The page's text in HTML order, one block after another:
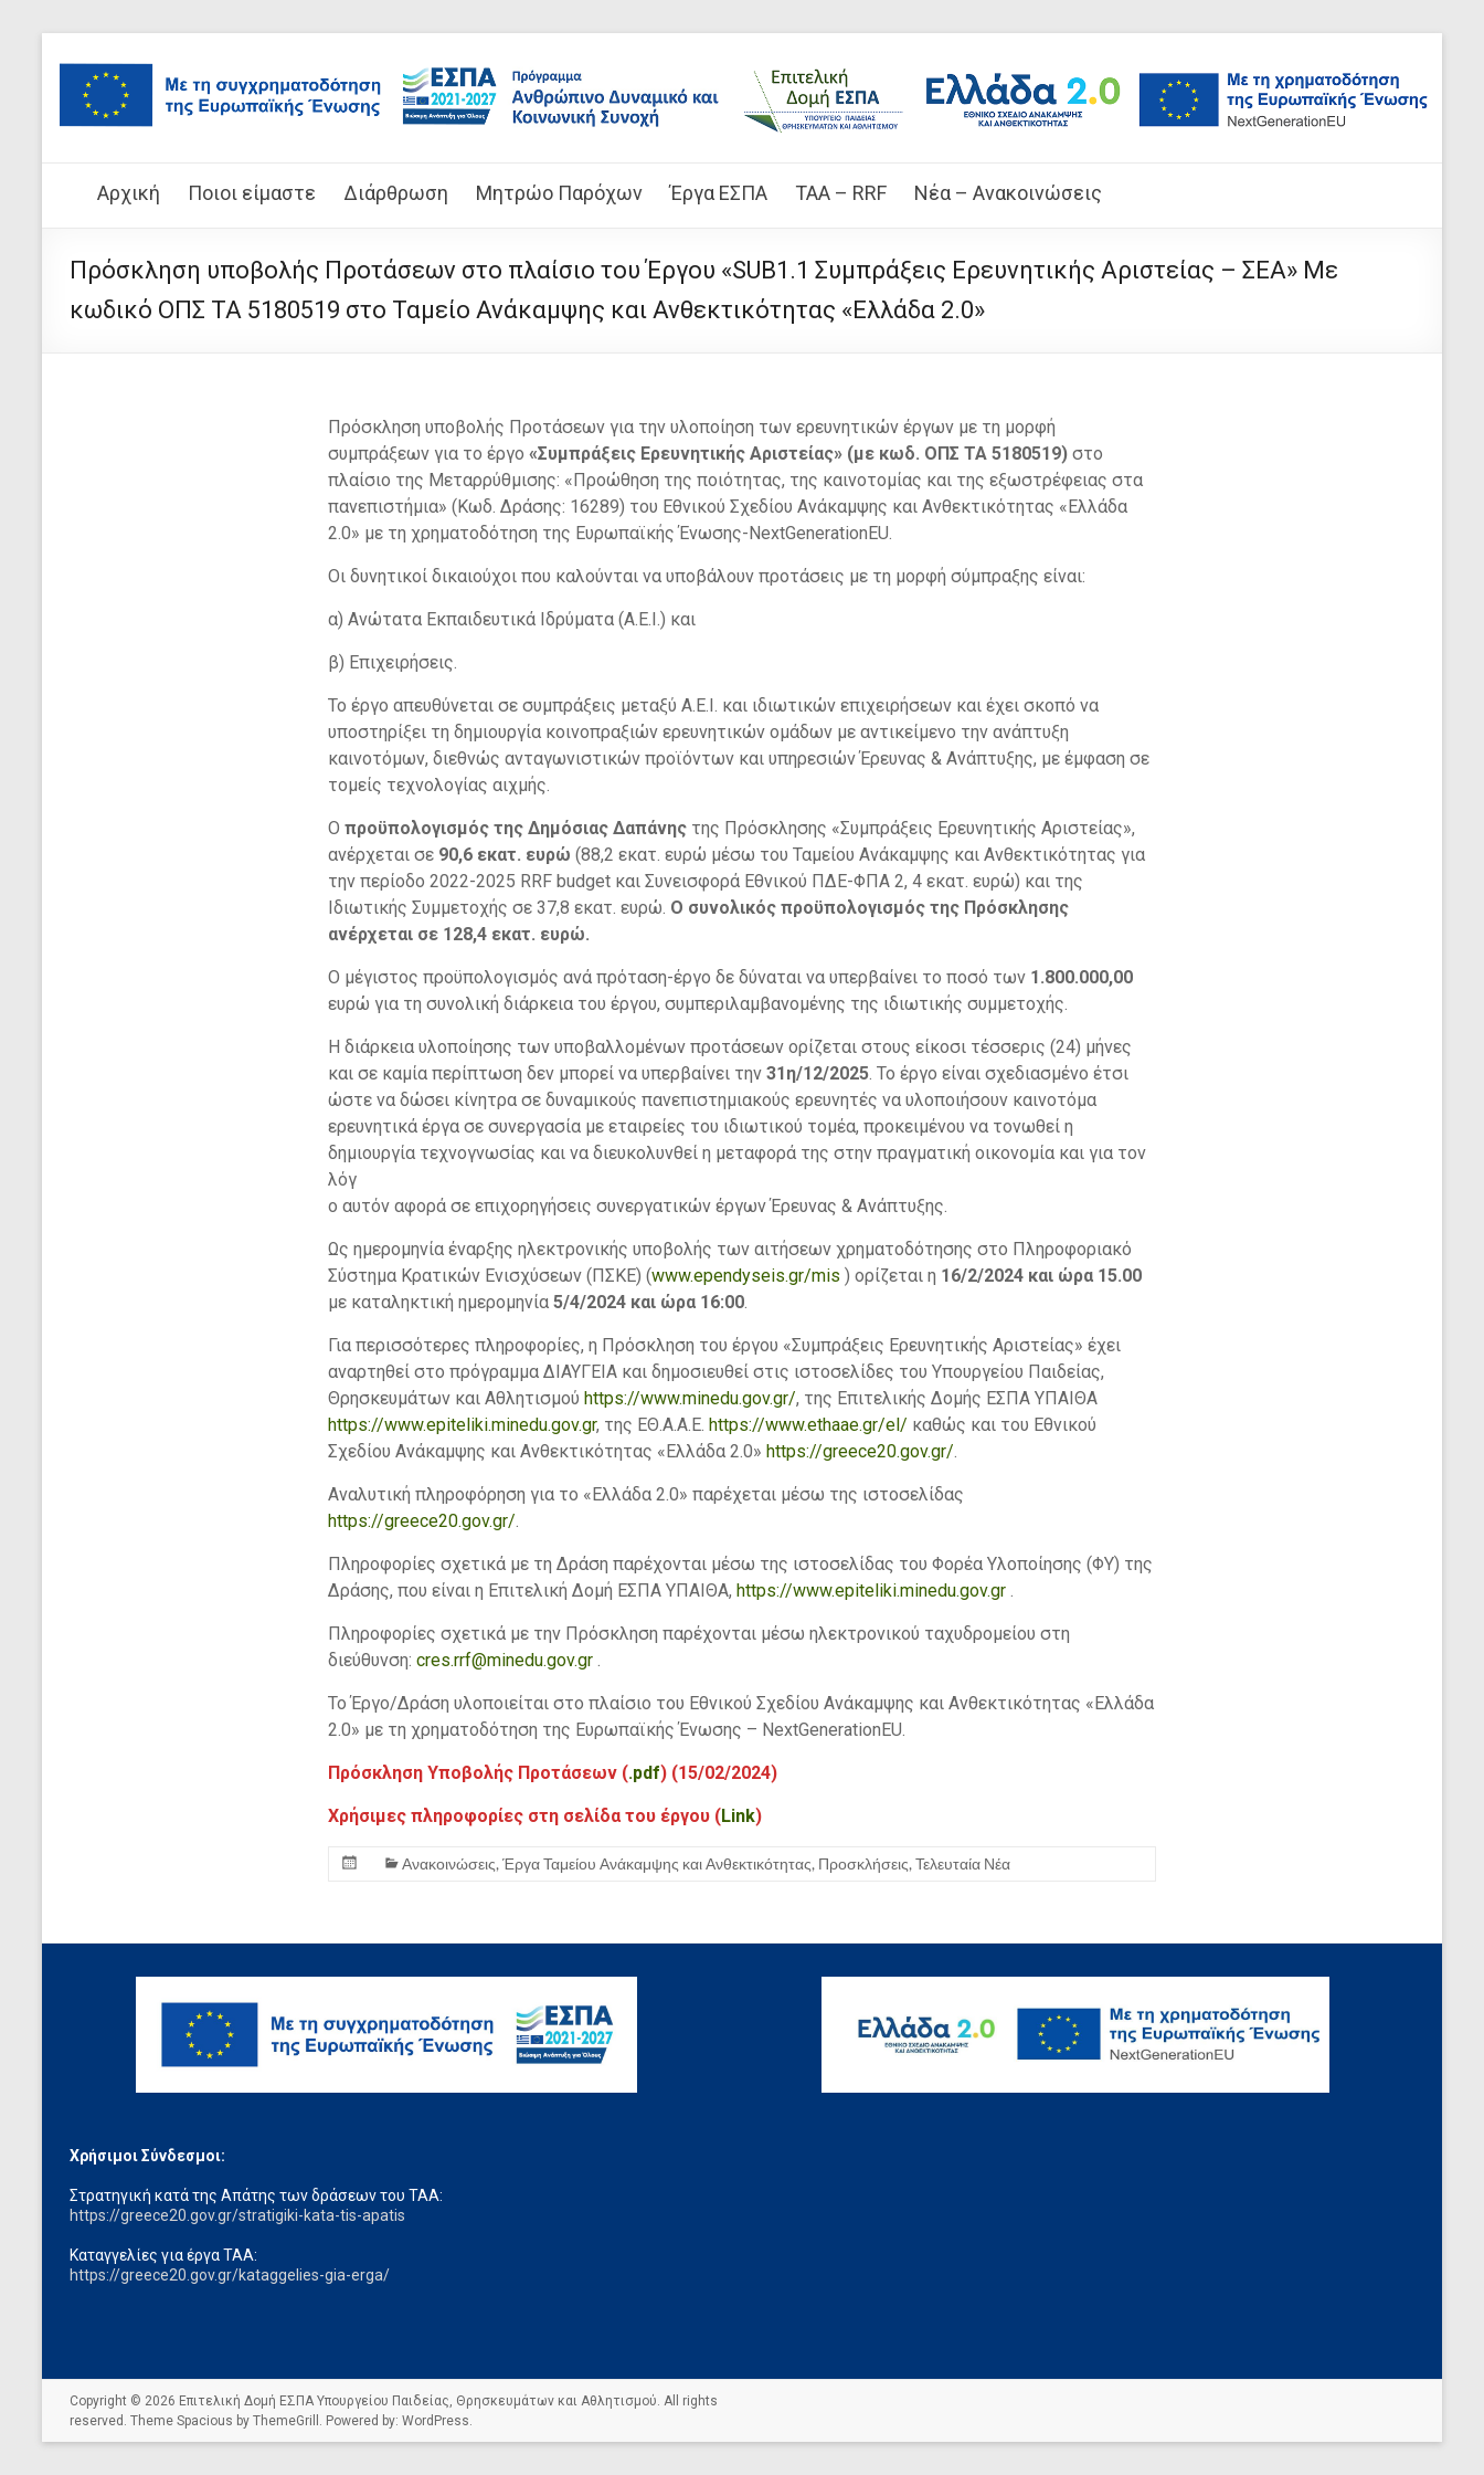
στο
περιεχόμενο
Επιτελική
ΕΣΠΑ
Υπουργείου
Θρησκευμάτων
Αρχική Ποιοι είμαστε Διάρθρωση Μητρώο Παρόχων Έργα ΕΣΠΑ TAA – RRF Νέα – Ανακοινώσεις
Πρόσκληση υποβολής Προτάσεων στο πλαίσιο του Έργου «SUB1.1 Συμπράξεις Ερευνητικής Αριστείας – ΣΕΑ» Με
κωδικό ΟΠΣ ΤΑ 5180519 στο Ταμείο Ανάκαμψης και Ανθεκτικότητας «Ελλάδα 2.0»
Πρόσκληση υποβολής Προτάσεων για την υλοποίηση των ερευνητικών έργων με τη μορφή
συμπράξεων για το έργο «Συμπράξεις Ερευνητικής Αριστείας» (με κωδ. ΟΠΣ ΤΑ 5180519) στο
πλαίσιο της Μεταρρύθμισης: «Προώθηση της ποιότητας, της καινοτομίας και της εξωστρέφειας στα
πανεπιστήμια» (Κωδ. Δράσης: 16289) του Εθνικού Σχεδίου Ανάκαμψης και Ανθεκτικότητας «Ελλάδα
2.0» με τη χρηματοδότηση της Ευρωπαϊκής Ένωσης-NextGenerationEU.
Οι δυνητικοί δικαιούχοι που καλούνται να υποβάλουν προτάσεις με τη μορφή σύμπραξης είναι:
α) Ανώτατα Εκπαιδευτικά Ιδρύματα (Α.Ε.Ι.) και
β) Επιχειρήσεις.
Το έργο απευθύνεται σε συμπράξεις μεταξύ Α.Ε.Ι. και ιδιωτικών επιχειρήσεων και έχει σκοπό να
υποστηρίξει τη δημιουργία κοινοπραξιών ερευνητικών ομάδων με αντικείμενο την ανάπτυξη
καινοτόμων, διεθνώς ανταγωνιστικών προϊόντων και υπηρεσιών Έρευνας & Ανάπτυξης, με έμφαση σε
τομείς τεχνολογίας αιχμής.
Ο προϋπολογισμός της Δημόσιας Δαπάνης της Πρόσκλησης «Συμπράξεις Ερευνητικής Αριστείας»,
ανέρχεται σε 90,6 εκατ. ευρώ (88,2 εκατ. ευρώ μέσω του Ταμείου Ανάκαμψης και Ανθεκτικότητας για
την περίοδο 2022-2025 RRF budget και Συνεισφορά Εθνικού ΠΔΕ-ΦΠΑ 2, 4 εκατ. ευρώ) και της
Ιδιωτικής Συμμετοχής σε 37,8 εκατ. ευρώ. Ο συνολικός προϋπολογισμός της Πρόσκλησης
ανέρχεται σε 128,4 εκατ. ευρώ.
Ο μέγιστος προϋπολογισμός ανά πρόταση-έργο δε δύναται να υπερβαίνει το ποσό των 1.800.000,00
ευρώ για τη συνολική διάρκεια του έργου, συμπεριλαμβανομένης της ιδιωτικής συμμετοχής.
Η διάρκεια υλοποίησης των υποβαλλομένων προτάσεων ορίζεται στους είκοσι τέσσερις (24) μήνες
και σε καμία περίπτωση δεν μπορεί να υπερβαίνει την 31η/12/2025 . Το έργο είναι σχεδιασμένο έτσι
ώστε να δώσει κίνητρα σε δυναμικούς πανεπιστημιακούς ερευνητές να υλοποιήσουν καινοτόμα
ερευνητικά έργα σε συνεργασία με εταιρείες του ιδιωτικού τομέα, προκειμένου να τονωθεί η
δημιουργία τεχνογνωσίας και να διευκολυνθεί η μεταφορά της στην πραγματική οικονομία και για τον
λόγ
ο αυτόν αφορά σε επιχορηγήσεις συνεργατικών έργων Έρευνας & Ανάπτυξης.
Ως ημερομηνία έναρξης ηλεκτρονικής υποβολής των αιτήσεων χρηματοδότησης στο Πληροφοριακό
Σύστημα Κρατικών Ενισχύσεων (ΠΣΚΕ) (www.ependyseis.gr/mis ) ορίζεται η 16/2/2024 και ώρα 15.00
με καταληκτική ημερομηνία 5/4/2024 και ώρα 16:00
Για περισσότερες πληροφορίες, η Πρόσκληση του έργου «Συμπράξεις Ερευνητικής Αριστείας» έχει
αναρτηθεί στο πρόγραμμα ΔΙΑΥΓΕΙΑ και δημοσιευθεί στις ιστοσελίδες του Υπουργείου Παιδείας,
Θρησκευμάτων και Αθλητισμού https://www.minedu.gov.gr/, της Επιτελικής Δομής ΕΣΠΑ ΥΠΑΙΘΑ
https://www.epiteliki.minedu.gov.gr, της ΕΘ.Α.Α.Ε. https://www.ethaae.gr/el/ καθώς και του Εθνικού
Σχεδίου Ανάκαμψης και Ανθεκτικότητας «Ελλάδα 2.0» https://greece20.gov.gr/
Αναλυτική πληροφόρηση για το «Ελλάδα 2.0» παρέχεται μέσω της ιστοσελίδας
https://greece20.gov.gr/
Πληροφορίες σχετικά με τη Δράση παρέχονται μέσω της ιστοσελίδας του Φορέα Υλοποίησης (ΦΥ) της
Δράσης, που είναι η Επιτελική Δομή ΕΣΠΑ ΥΠΑΙΘΑ, https://www.epiteliki.minedu.gov.gr
Πληροφορίες σχετικά με την Πρόσκληση παρέχονται μέσω ηλεκτρονικού ταχυδρομείου στη
διεύθυνση: cres.rrf@minedu.gov.gr
Το Έργο/Δράση υλοποιείται στο πλαίσιο του Εθνικού Σχεδίου Ανάκαμψης και Ανθεκτικότητας «Ελλάδα
2.0» με τη χρηματοδότηση της Ευρωπαϊκής Ένωσης – NextGenerationEU.
Πρόσκληση Υποβολής Προτάσεων (.pdf) (15/02/2024)
Χρήσιμες πληροφορίες στη σελίδα του έργου (Link)
Ανακοινώσεις, Έργα Ταμείου Ανάκαμψης και Ανθεκτικότητας, Προσκλήσεις, Τελευταία Νέα
Χρήσιμοι Σύνδεσμοι:
Στρατηγική κατά της Απάτης των δράσεων του ΤΑΑ:
https://greece20.gov.gr/stratigiki-kata-tis-apatis
Καταγγελίες για έργα ΤΑΑ:
https://greece20.gov.gr/kataggelies-gia-erga/
Copyright © 2026 Επιτελική Δομή ΕΣΠΑ Υπουργείου Παιδείας, Θρησκευμάτων και Αθλητισμού . All rights
reserved. Theme Spacious by ThemeGrill. Powered by: WordPress